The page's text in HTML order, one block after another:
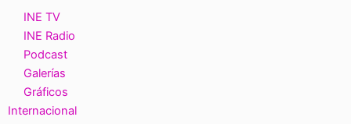
INE TV
INE Radio
Podcast
Galerías
Gráficos
Internacional